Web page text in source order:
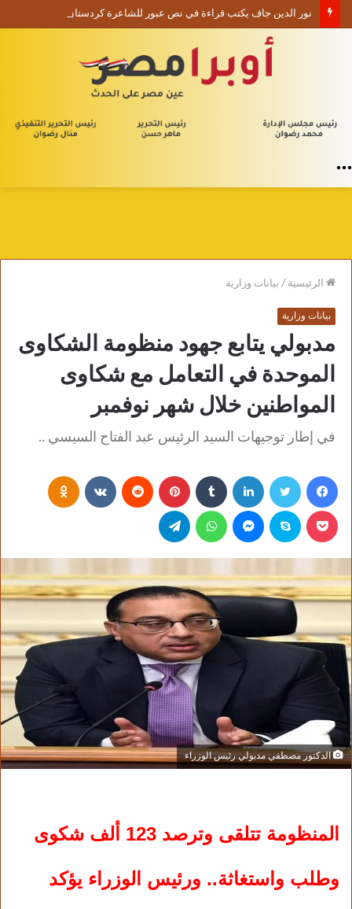
نور الدين جاف يكتب قراءة في نص عبور للشاعرة كردستان يوسف
الرئيسية/بيانات وزارية
بيانات وزارية
مدبولي يتابع جهود منظومة الشكاوى
الموحدة في التعامل مع شكاوى
المواطنين خلال شهر نوفمبر
في إطار توجيهات السيد الرئيس عبد الفتاح السيسي ..
الدكتور مصطفي مدبولي رئيس الوزراء
المنظومة تتلقى وترصد 123 ألف شكوى
وطلب واستغاثة.. ورئيس الوزراء يؤكد